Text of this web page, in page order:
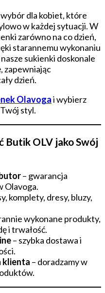
dla kobiet, które
w każdej sytuacji. W
zarówno na co dzień,
starannemu wykonaniu
sukienki doskonale
zapewniając
dzień.
Olavogai wybierz
styl.
Butik OLV jako Swój
– gwarancja
Olavoga.
komplety, dresy, bluzy,
wykonane produkty,
i trwałość.
– szybka dostawa i
klienta – doradzamy w